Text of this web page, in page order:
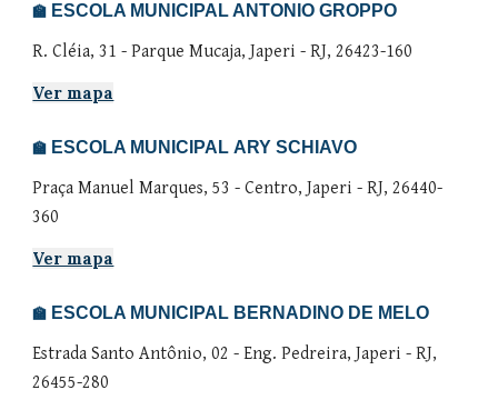
🏫 ESCOLA MUNICIPAL ANTONIO GROPPO
R. Cléia, 31 - Parque Mucaja, Japeri - RJ, 26423-160
Ver mapa
🏫 ESCOLA MUNICIPALARY SCHIAVO
Praça Manuel Marques,53 -Centro, Japeri - RJ,26440-
360
Ver mapa
🏫 ESCOLA MUNICIPAL BERNADINO DE MELO
Estrada Santo Antônio,02 -Eng. Pedreira, Japeri - RJ,
26455-280